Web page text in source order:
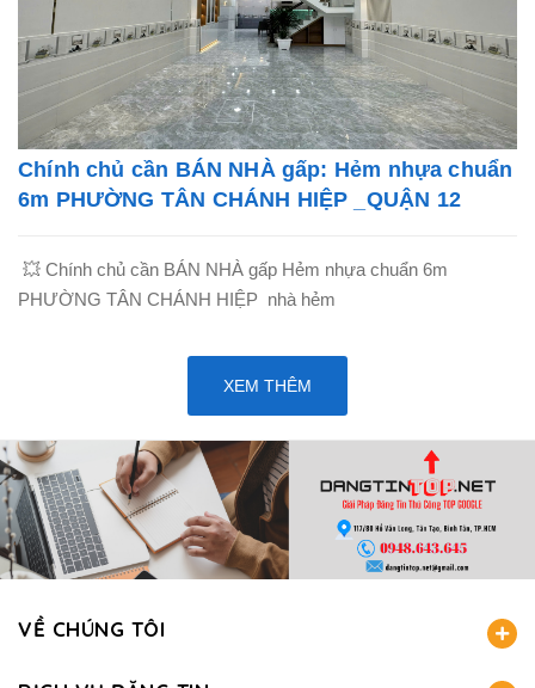
Chính chủ cần BÁN NHÀ gấp: Hẻm nhựa chuẩn
6m PHƯỜNG TÂN CHÁNH HIỆP _QUẬN 12
💥 Chính chủ cần BÁN NHÀ gấp Hẻm nhựa chuẩn 6m
PHƯỜNG TÂN CHÁNH HIỆP nhà hẻm
XEM THÊM
VỀ CHÚNG TÔI